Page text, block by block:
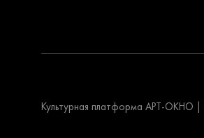
Культурная платформа АРТ-ОКНО